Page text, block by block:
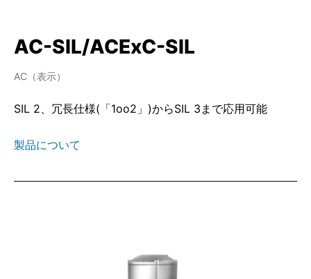
AC-SIL/ACExC-SIL
AC（表示）
SIL 2、冗長仕様(「1oo2」)からSIL 3まで応用可能
製品について